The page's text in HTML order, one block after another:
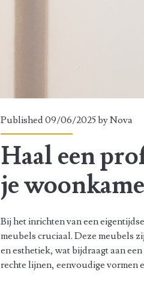
Published 09/06/2025 byNova
Haal een
je
Bij het inrichten van een
meubels cruciaal. Deze meubels
en esthetiek, wat bijdraagt aan
rechte lijnen, eenvoudige vormen